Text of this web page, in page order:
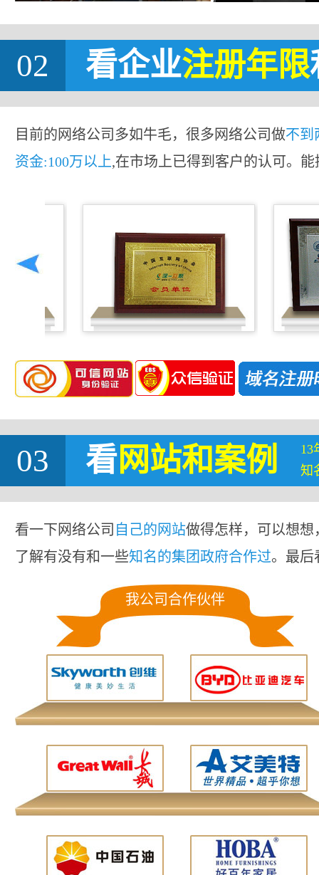
02 看企业注册年限
目前的网络公司多如牛毛，很多网络公司做不到
资金:100万以上,在市场上已得到客户的认可。
03 看网站和案例
13
知
看一下网络公司 自己的网站做得怎样，可以想
了解有没有和一些知名的集团政府合作过。最后
我公司合作伙伴